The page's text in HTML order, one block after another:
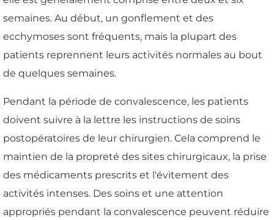
semaines. Au début, un gonflement et des
ecchymoses sont fréquents, mais la plupart des
patients reprennent leurs activités normales au bout
de quelques semaines.
Pendant la période de convalescence, les patients
doivent suivre à la lettre les instructions de soins
postopératoires de leur chirurgien. Cela comprend le
maintien de la propreté des sites chirurgicaux, la prise
des médicaments prescrits et l'évitement des
activités intenses. Des soins et une attention
appropriés pendant la convalescence peuvent réduire